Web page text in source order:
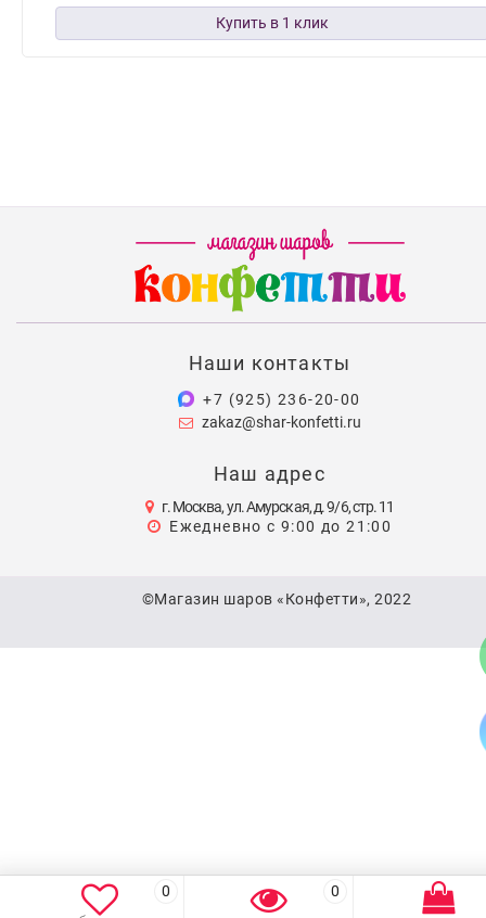
Наши контакты
+7 (925) 236-20-00
zakaz@shar-konfetti.ru
Наш адрес
г. Москва, ул. Амурская, д. 9/6, стр. 11
Ежедневно с 9:00 до 21:00
©Магазин шаров «Конфетти», 2022
0
0